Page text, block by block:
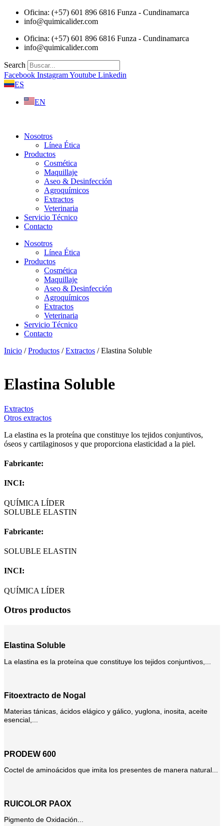
Saltar
Oficina: (+57) 601 896 6816 Funza - Cundinamarca
info@quimicalider.com
Oficina: (+57) 601 896 6816 Funza - Cundinamarca
info@quimicalider.com
Search
Facebook InstagramYoutube Linkedin
ES
EN
Nosotros
Línea Ética
Productos
Cosmética
Maquillaje
Aseo & Desinfección
Agroquímicos
Extractos
Veterinaria
Servicio Técnico
Contacto
Nosotros
Línea Ética
Productos
Cosmética
Maquillaje
Aseo & Desinfección
Agroquímicos
Extractos
Veterinaria
Servicio Técnico
Contacto
Inicio /Productos /Extractos / Elastina Soluble
Elastina Soluble
Extractos
Otros extractos
La elastina es la proteína que constituye los tejidos conjuntivos,
óseos y cartilaginosos y que proporciona elasticidad a la piel.
Fabricante:
INCI:
QUÍMICA LÍDER
SOLUBLE ELASTIN
Fabricante:
SOLUBLE ELASTIN
INCI:
QUÍMICA LÍDER
Otros productos
Elastina Soluble
La elastina es la proteína que constituye los tejidos conjuntivos,...
Fitoextracto de Nogal
Materias tánicas, ácidos elágico y gálico, yuglona, inosita, aceite
esencial,...
PRODEW 600
Coctel de aminoácidos que imita los presentes de manera natural...
RUICOLOR PAOX
Pigmento de Oxidación...